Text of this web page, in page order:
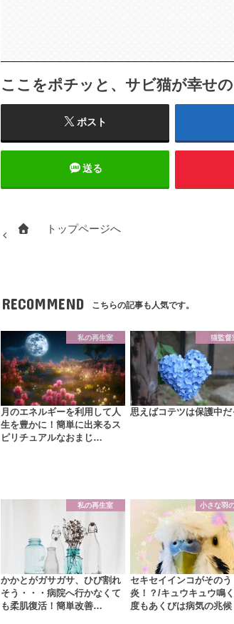
ここをポチッと、サビ猫が幸せの
ポスト
送る
トップページへ
RECOMMEND こちらの記事も人気です。
私の再生室
月のエネルギーを利用して人
生を豊かに！簡単に出来るス
ピリチュアルなおまじ…
猫監督
思えばコテツは保護中だ
私の再生室
かかとがガサガサ、ひび割れ
そう・・・病院へ行かなくて
も柔肌復活！簡単改善…
小さな羽
セキセイインコがそのう
炎！？/キュウキュウ鳴
度もあくびは病気の兆候